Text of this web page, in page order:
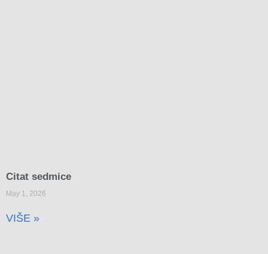
Citat sedmice
May 1, 2026
VIŠE »